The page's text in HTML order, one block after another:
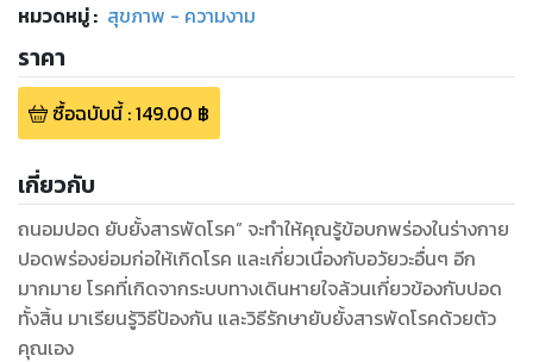
หมวดหมู่: สุขภาพ - ความงาม
ราคา
ซื้อฉบับนี้:149.00 ฿
เกี่ยวกับ
ถนอมปอด ยับยั้งสารพัดโรค” จะทำให้คุณรู้ข้อบกพร่องในร่างกาย
ปอดพร่องย่อมก่อให้เกิดโรค และเกี่ยวเนื่องกับอวัยวะอื่นๆ อีก
มากมาย โรคที่เกิดจากระบบทางเดินหายใจล้วนเกี่ยวข้องกับปอด
ทั้งสิ้น มาเรียนรู้วิธีป้องกัน และวิธีรักษายับยั้งสารพัดโรคด้วยตัว
คุณเอง